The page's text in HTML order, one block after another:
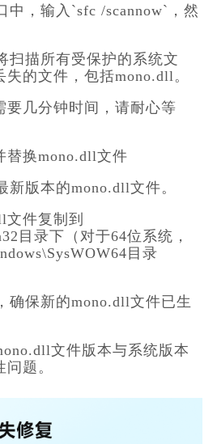
中，输入`sfc /scannow`，然
扫描所有受保护的系统文
的文件，包括mono.dll。
要几分钟时间，请耐心等
替换mono.dll文件
新版本的mono.dll文件。
件复制到
目录下（对于64位系统，
目录
确保新的mono.dll文件已生
文件版本与系统版本
题。